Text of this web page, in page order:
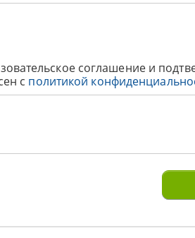
соглашение и
с политикой